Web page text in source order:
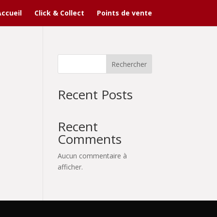
Click & Collect Points de vente
Rechercher
Recent Posts
Recent
Comments
Aucun commentaire à
afficher.